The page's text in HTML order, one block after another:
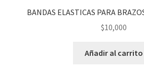
BANDAS ELASTICAS PARA
$10,000
Añadir al carrito